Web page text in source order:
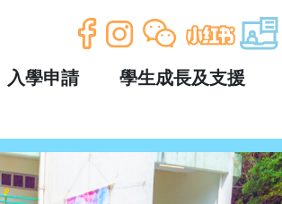
入學申請 學生成長及支援